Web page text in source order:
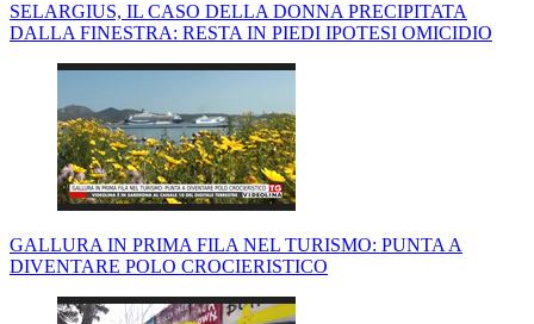
SELARGIUS, IL CASO DELLA DONNA PRECIPITATA
DALLA FINESTRA: RESTA IN PIEDI IPOTESI OMICIDIO
GALLURA IN PRIMA FILA NEL TURISMO: PUNTA A
DIVENTARE POLO CROCIERISTICO